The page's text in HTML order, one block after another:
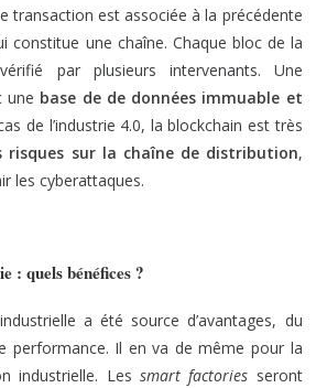
transaction est associée à la précédente
constitue une chaîne. Chaque bloc de la
par plusieurs intervenants. Une
une base de de données immuable et
de l’industrie 4.0, la blockchain est très
risques sur la chaîne de distribution,
les cyberattaques.
: quels bénéfices ?
a été source d’avantages, du
performance. Il en va de même pour la
industrielle. Les smart factories seront